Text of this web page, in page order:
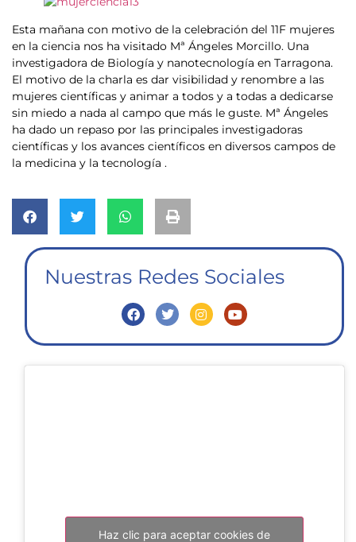
Esta mañana con motivo de la celebración del 11F mujeres
en la ciencia nos ha visitado Mª Ángeles Morcillo. Una
investigadora de Biología y nanotecnología en Tarragona.
El motivo de la charla es dar visibilidad y renombre a las
mujeres científicas y animar a todos y a todas a dedicarse
sin miedo a nada al campo que más le guste. Mª Ángeles
ha dado un repaso por las principales investigadoras
científicas y los avances científicos en diversos campos de
la medicina y la tecnología .
Nuestras Redes Sociales
Haz clic para aceptar cookies de